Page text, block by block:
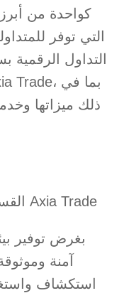
التي توفر
التداول الرقمية
ذلك ميزاتها
القسم الأول: مراجعة عامة لمنصة Axia Trade
آمنة
استكشاف